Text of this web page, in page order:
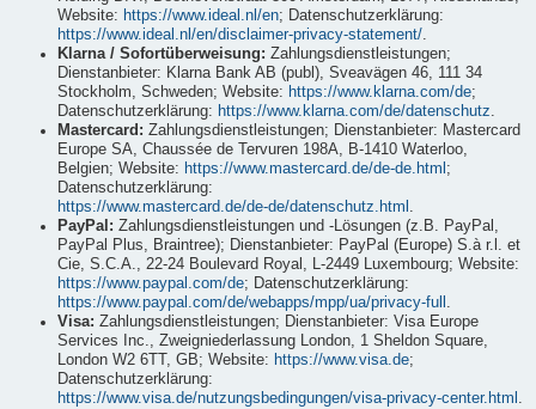
Website: https://www.ideal.nl/en; Datenschutzerklärung:
https://www.ideal.nl/en/disclaimer-privacy-statement/.
Klarna / Sofortüberweisung: Zahlungsdienstleistungen;
Dienstanbieter: Klarna Bank AB (publ), Sveavägen 46, 111 34
Stockholm, Schweden; Website: https://www.klarna.com/de;
Datenschutzerklärung: https://www.klarna.com/de/datenschutz.
Mastercard: Zahlungsdienstleistungen; Dienstanbieter: Mastercard
Europe SA, Chaussée de Tervuren 198A, B-1410 Waterloo,
Belgien; Website: https://www.mastercard.de/de-de.html ;
Datenschutzerklärung:
https://www.mastercard.de/de-de/datenschutz.html .
PayPal: Zahlungsdienstleistungen und -Lösungen (z.B. PayPal,
PayPal Plus, Braintree); Dienstanbieter: PayPal (Europe) S.à r.l. et
Cie, S.C.A., 22-24 Boulevard Royal, L-2449 Luxembourg; Website:
https://www.paypal.com/de; Datenschutzerklärung:
https://www.paypal.com/de/webapps/mpp/ua/privacy-full .
Visa: Zahlungsdienstleistungen; Dienstanbieter: Visa Europe
Services Inc., Zweigniederlassung London, 1 Sheldon Square,
London W2 6TT, GB; Website: https://www.visa.de;
Datenschutzerklärung:
https://www.visa.de/nutzungsbedingungen/visa-privacy-center.html .